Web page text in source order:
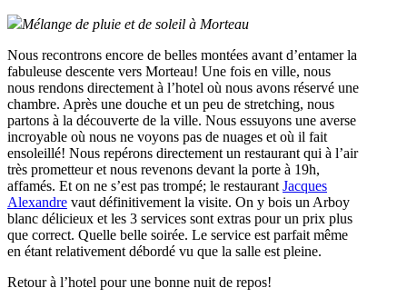
Mélange de pluie et de soleil à Morteau
Nous recontrons encore de belles montées avant d’entamer la
fabuleuse descente vers Morteau! Une fois en ville, nous
nous rendons directement à l’hotel où nous avons réservé une
chambre. Après une douche et un peu de stretching, nous
partons à la découverte de la ville. Nous essuyons une averse
incroyable où nous ne voyons pas de nuages et où il fait
ensoleillé! Nous repérons directement un restaurant qui à l’air
très prometteur et nous revenons devant la porte à 19h,
affamés. Et on ne s’est pas trompé; le restaurant Jacques
Alexandre vaut définitivement la visite. On y bois un Arboy
blanc délicieux et les 3 services sont extras pour un prix plus
que correct. Quelle belle soirée. Le service est parfait même
en étant relativement débordé vu que la salle est pleine.
Retour à l’hotel pour une bonne nuit de repos!